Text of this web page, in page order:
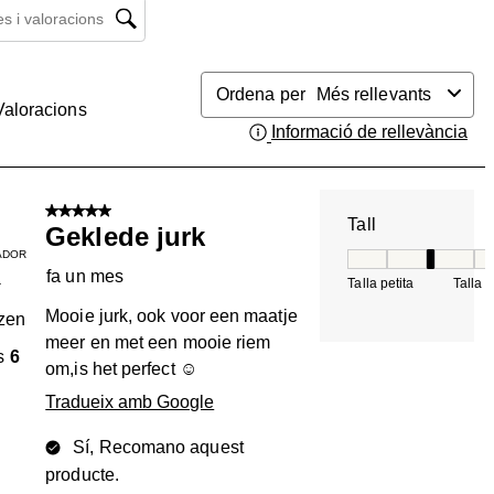
i valoracions regió de cerca
Ordena per
Més rellevants
Informació de rellevància
6
5 de 5 estrelles.
Geklede jurk
fa un mes
Mooie jurk, ook voor een maatje
meer en met een mooie riem
om,is het perfect ☺️
Tradueix amb Google
Sí, Recomano aquest
producte.
Tall
Talla petita Talla